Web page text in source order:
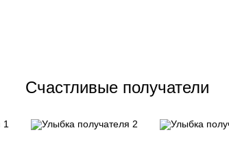
Счастливые получатели